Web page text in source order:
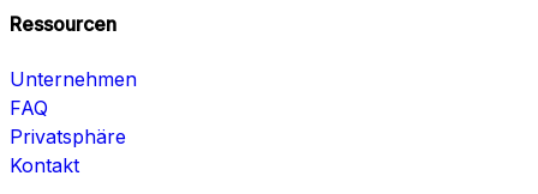
Ressourcen
Unternehmen
FAQ
Privatsphäre
Kontakt